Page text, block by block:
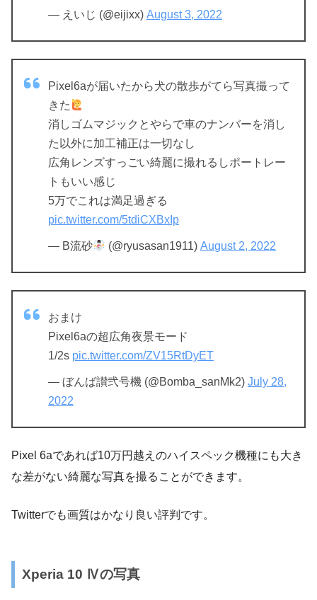
— えいじ (@eijixx) August 3, 2022
Pixel6aが届いたから犬の散歩がてら写真撮って
きた
消しゴムマジックとやらで車のナンバーを消し
た以外に加工補正は一切なし
広角レンズすっごい綺麗に撮れるしポートレー
トもいい感じ
5万でこれは満足過ぎる
pic.twitter.com/5tdiCXBxIp
— B流砂 (@ryusasan1911)August 2, 2022
おまけ
Pixel6aの超広角夜景モード
1/2s pic.twitter.com/ZV15RtDyET
— ぼんば讃弐号機 (@Bomba_sanMk2) July 28,
2022
Pixel 6aであれば10万円越えのハイスペック機種にも大き
な差がない綺麗な写真を撮ることができます。
Twitterでも画質はかなり良い評判です。
Xperia 10 Ⅳの写真